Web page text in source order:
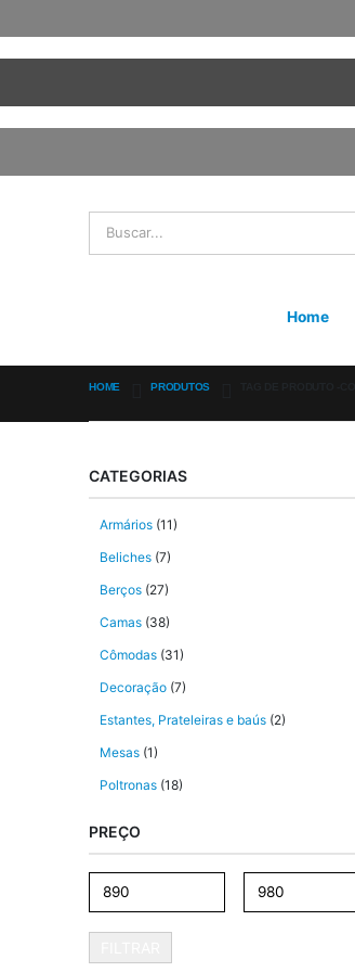
Home
HOME PRODUTOS
CATEGORIAS
Armários (11)
Beliches (7)
Berços (27)
Camas (38)
Cômodas (31)
Decoração (7)
Estantes, Prateleiras e baús (2)
Mesas (1)
Poltronas (18)
PREÇO